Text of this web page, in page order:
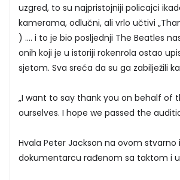
uzgred, to su najpristojniji policajci
kamerama, odlučni, ali vrlo učtivi
) .... i to je bio posljednji The Beatles
onih koji je u istoriji rokenrola ostao
sjetom. Sva sreća da su ga zabilježili
„I want to say thank you on behalf of
ourselves. I hope we passed the
Hvala Peter Jackson na ovom
dokumentarcu rađenom sa taktom i